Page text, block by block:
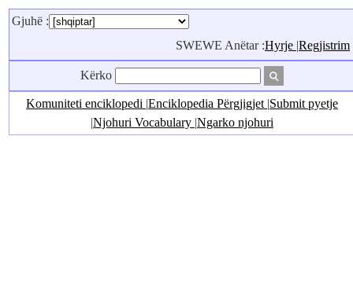
Gjuhë :
SWEWE Anëtar :Hyrje |Regjistrim
Kërko
Komuniteti enciklopedi |Enciklopedia Përgjigjet |Submit pyetje
|Njohuri Vocabulary |Ngarko njohuri